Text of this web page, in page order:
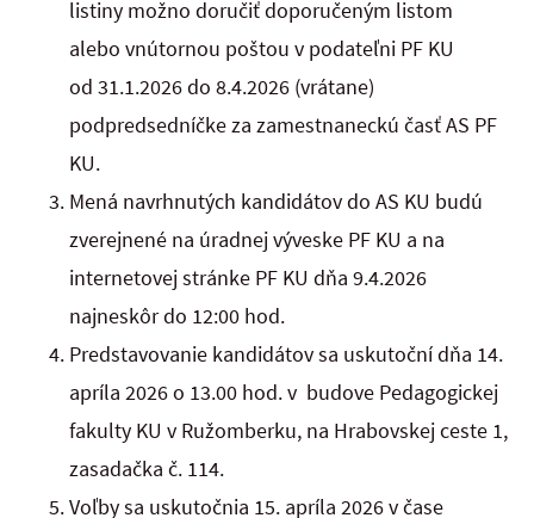
listiny možno doručiť doporučeným listom
alebo vnútornou poštou v podateľni PF KU
od 31.1.2026 do 8.4.2026 (vrátane)
podpredsedníčke za zamestnaneckú časť AS PF
KU.
Mená navrhnutých kandidátov do AS KU budú
zverejnené na úradnej výveske PF KU a na
internetovej stránke PF KU dňa 9.4.2026
najneskôr do 12:00 hod.
Predstavovanie kandidátov sa uskutoční dňa 14.
apríla 2026 o 13.00 hod. v budove Pedagogickej
fakulty KU v Ružomberku, na Hrabovskej ceste 1,
zasadačka č. 114.
Voľby sa uskutočnia 15. apríla 2026 v čase